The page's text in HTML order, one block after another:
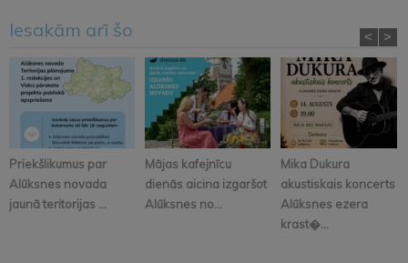
Iesakām arī šo
Priekšlikumus par
Alūksnes novada
jaunā teritorijas ...
Mājas kafejnīcu
dienās aicina izgaršot
Alūksnes no...
Mika Dukura
akustiskais koncerts
Alūksnes ezera
krast�...
< >